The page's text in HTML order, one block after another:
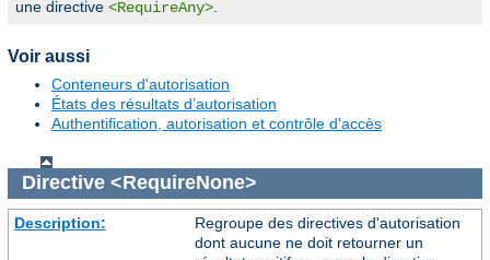
une directive <RequireAny>.
Voir aussi
Conteneurs d'autorisation
États des résultats d’autorisation
Authentification, autorisation et contrôle d'accès
Directive <RequireNone>
Description:
Regroupe des directives d'autorisation
dont aucune ne doit retourner un